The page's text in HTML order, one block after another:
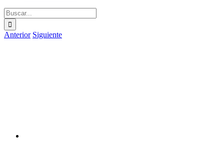
Buscar:
Anterior Siguiente